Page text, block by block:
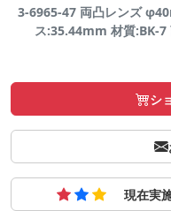
3-6965-47 両凸レンズ
ス:35.44mm 材質:BK-
シ
現在実